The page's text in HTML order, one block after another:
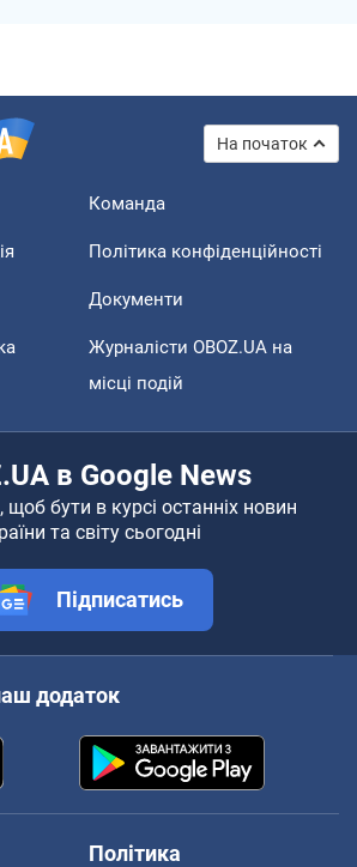
На початок
Команда
Політика конфіденційності
Документи
Журналісти OBOZ.UA на
місці подій
в Google News
щоб бути в курсі останніх новин
та світу сьогодні
Підписатись
додаток
Політика